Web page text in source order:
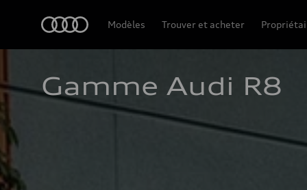
Modèles Trouver et acheter
Gamme Audi R8